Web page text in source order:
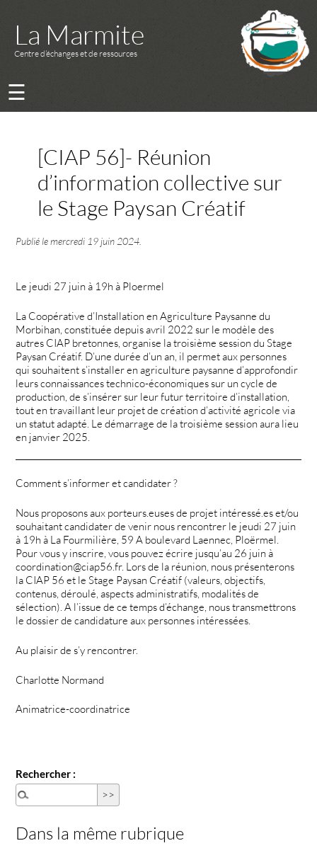
La Marmite
Centre d’échanges et de ressources
☰
[CIAP 56]- Réunion
d’information collective sur
le Stage Paysan Créatif
Publié lemercredi 19 juin 2024
Le jeudi 27 juin à 19h à Ploermel
La Coopérative d’Installation en Agriculture Paysanne du
Morbihan, constituée depuis avril 2022 sur le modèle des
autres CIAP bretonnes, organise la troisième session du Stage
Paysan Créatif. D’une durée d’un an, il permet aux personnes
qui souhaitent s’installer en agriculture paysanne d’approfondir
leurs connaissances technico-économiques sur un cycle de
production, de s’insérer sur leur futur territoire d’installation,
tout en travaillant leur projet de création d’activité agricole via
un statut adapté. Le démarrage de la troisième session aura lieu
en janvier 2025.
Comment s’informer et candidater ?
Nous proposons aux porteurs.euses de projet intéressé.es et/ou
souhaitant candidater de venir nous rencontrer le jeudi 27 juin
à 19h à La Fourmilière, 59 A boulevard Laennec, Ploërmel.
Pour vous y inscrire, vous pouvez écrire jusqu’au 26 juin à
coordination@ciap56.fr. Lors de la réunion, nous présenterons
la CIAP 56 et le Stage Paysan Créatif (valeurs, objectifs,
contenus, déroulé, aspects administratifs, modalités de
sélection). A l’issue de ce temps d’échange, nous transmettrons
le dossier de candidature aux personnes intéressées.
Au plaisir de s’y rencontrer.
Charlotte Normand
Animatrice-coordinatrice
Rechercher :
Dans la même rubrique